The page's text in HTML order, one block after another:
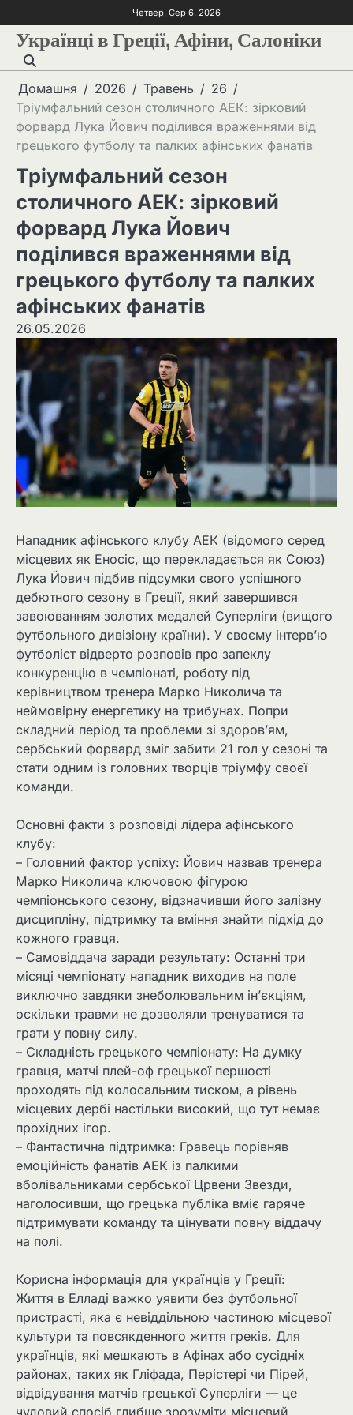
Четвер, Сер 6, 2026
Українці в Греції, Афіни, Салоніки
Домашня 2026 Травень
26
Тріумфальний сезон столичного АЕК: зірковий
форвард Лука Йович поділився враженнями від
грецького футболу та палких афінських фанатів
Тріумфальний сезон
столичного АЕК: зірковий
форвард Лука Йович
поділився враженнями від
грецького футболу та палких
афінських фанатів
26.05.2026
Нападник афінського клубу АЕК (відомого серед
місцевих як Еносіс, що перекладається як Союз)
Лука Йович підбив підсумки свого успішного
дебютного сезону в Греції, який завершився
завоюванням золотих медалей Суперліги (вищого
футбольного дивізіону країни). У своєму інтерв’ю
футболіст відверто розповів про запеклу
конкуренцію в чемпіонаті, роботу під
керівництвом тренера Марко Николича та
неймовірну енергетику на трибунах. Попри
складний період та проблеми зі здоров’ям,
сербський форвард зміг забити 21 гол у сезоні та
стати одним із головних творців тріумфу своєї
команди.
Основні факти з розповіді лідера афінського
клубу:
– Головний фактор успіху: Йович назвав тренера
Марко Николича ключовою фігурою
чемпіонського сезону, відзначивши його залізну
дисципліну, підтримку та вміння знайти підхід до
кожного гравця.
– Самовіддача заради результату: Останні три
місяці чемпіонату нападник виходив на поле
виключно завдяки знеболювальним ін’єкціям,
оскільки травми не дозволяли тренуватися та
грати у повну силу.
– Складність грецького чемпіонату: На думку
гравця, матчі плей-оф грецької першості
проходять під колосальним тиском, а рівень
місцевих дербі настільки високий, що тут немає
прохідних ігор.
– Фантастична підтримка: Гравець порівняв
емоційність фанатів АЕК із палкими
вболівальниками сербської Црвени Звезди,
наголосивши, що грецька публіка вміє гаряче
підтримувати команду та цінувати повну віддачу
на полі.
Корисна інформація для українців у Греції:
Життя в Елладі важко уявити без футбольної
пристрасті, яка є невіддільною частиною місцевої
культури та повсякденного життя греків. Для
українців, які мешкають в Афінах або сусідніх
районах, таких як Гліфада, Перістері чи Пірей,
відвідування матчів грецької Суперліги — це